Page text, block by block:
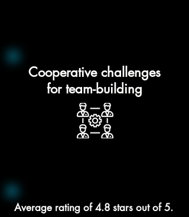
Cooperative challenges
for team-building
Average rating of 4.8 stars out of 5.